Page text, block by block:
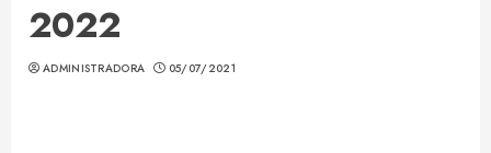
2022
ADMINISTRADORA 05/07/2021